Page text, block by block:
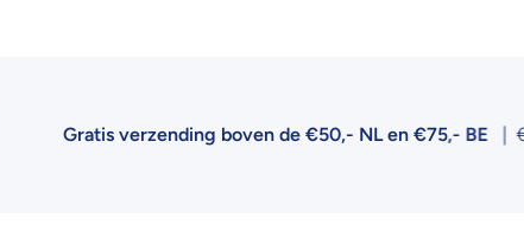
Gratis verzending boven de €50,- NL en €75,- BE| €6,95